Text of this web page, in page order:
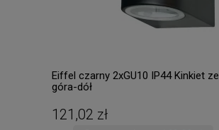
Eiffel czarny 2xGU10 IP44 Kinkiet
góra-dół
121,02 zł